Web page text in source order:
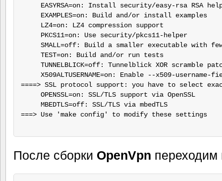
EASYRSA=on: Install security/easy-rsa RSA
     EXAMPLES=on: Build and/or install examples
     LZ4=on: LZ4 compression support
     PKCS11=on: Use security/pkcs11-helper
SMALL=off: Build a smaller executable with
     TEST=on: Build and/or run tests
TUNNELBLICK=off: Tunnelblick XOR scramble
X509ALTUSERNAME=on: Enable --x509-username-
====> SSL protocol support: you have to select
     OPENSSL=on: SSL/TLS support via OpenSSL
     MBEDTLS=off: SSL/TLS via mbedTLS
===> Use 'make config' to modify these settings
После сборки OpenVpn переходим